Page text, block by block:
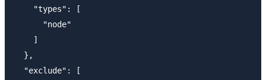
    "types": [
      "node"
    ]
  },
  "exclude": [